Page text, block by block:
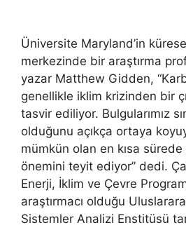
Üniversite Maryland’in
merkezinde bir araştırma
yazar Matthew Gidden,
genellikle iklim krizinden bir
tasvir ediliyor. Bulgularımız
olduğunu açıkça ortaya
mümkün olan en kısa sürede
önemini teyit ediyor” dedi.
Enerji, İklim ve Çevre
araştırmacı olduğu
Sistemler Analizi Enstitüsü